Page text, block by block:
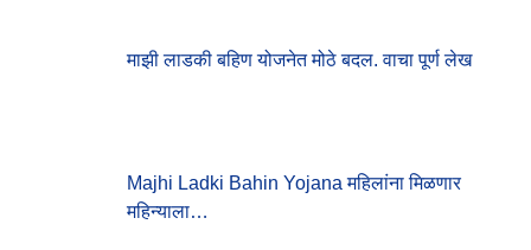
माझी लाडकी बहिण योजनेत मोठे बदल. वाचा पूर्ण लेख
Majhi Ladki Bahin Yojana महिलांना मिळणार
महिन्याला…